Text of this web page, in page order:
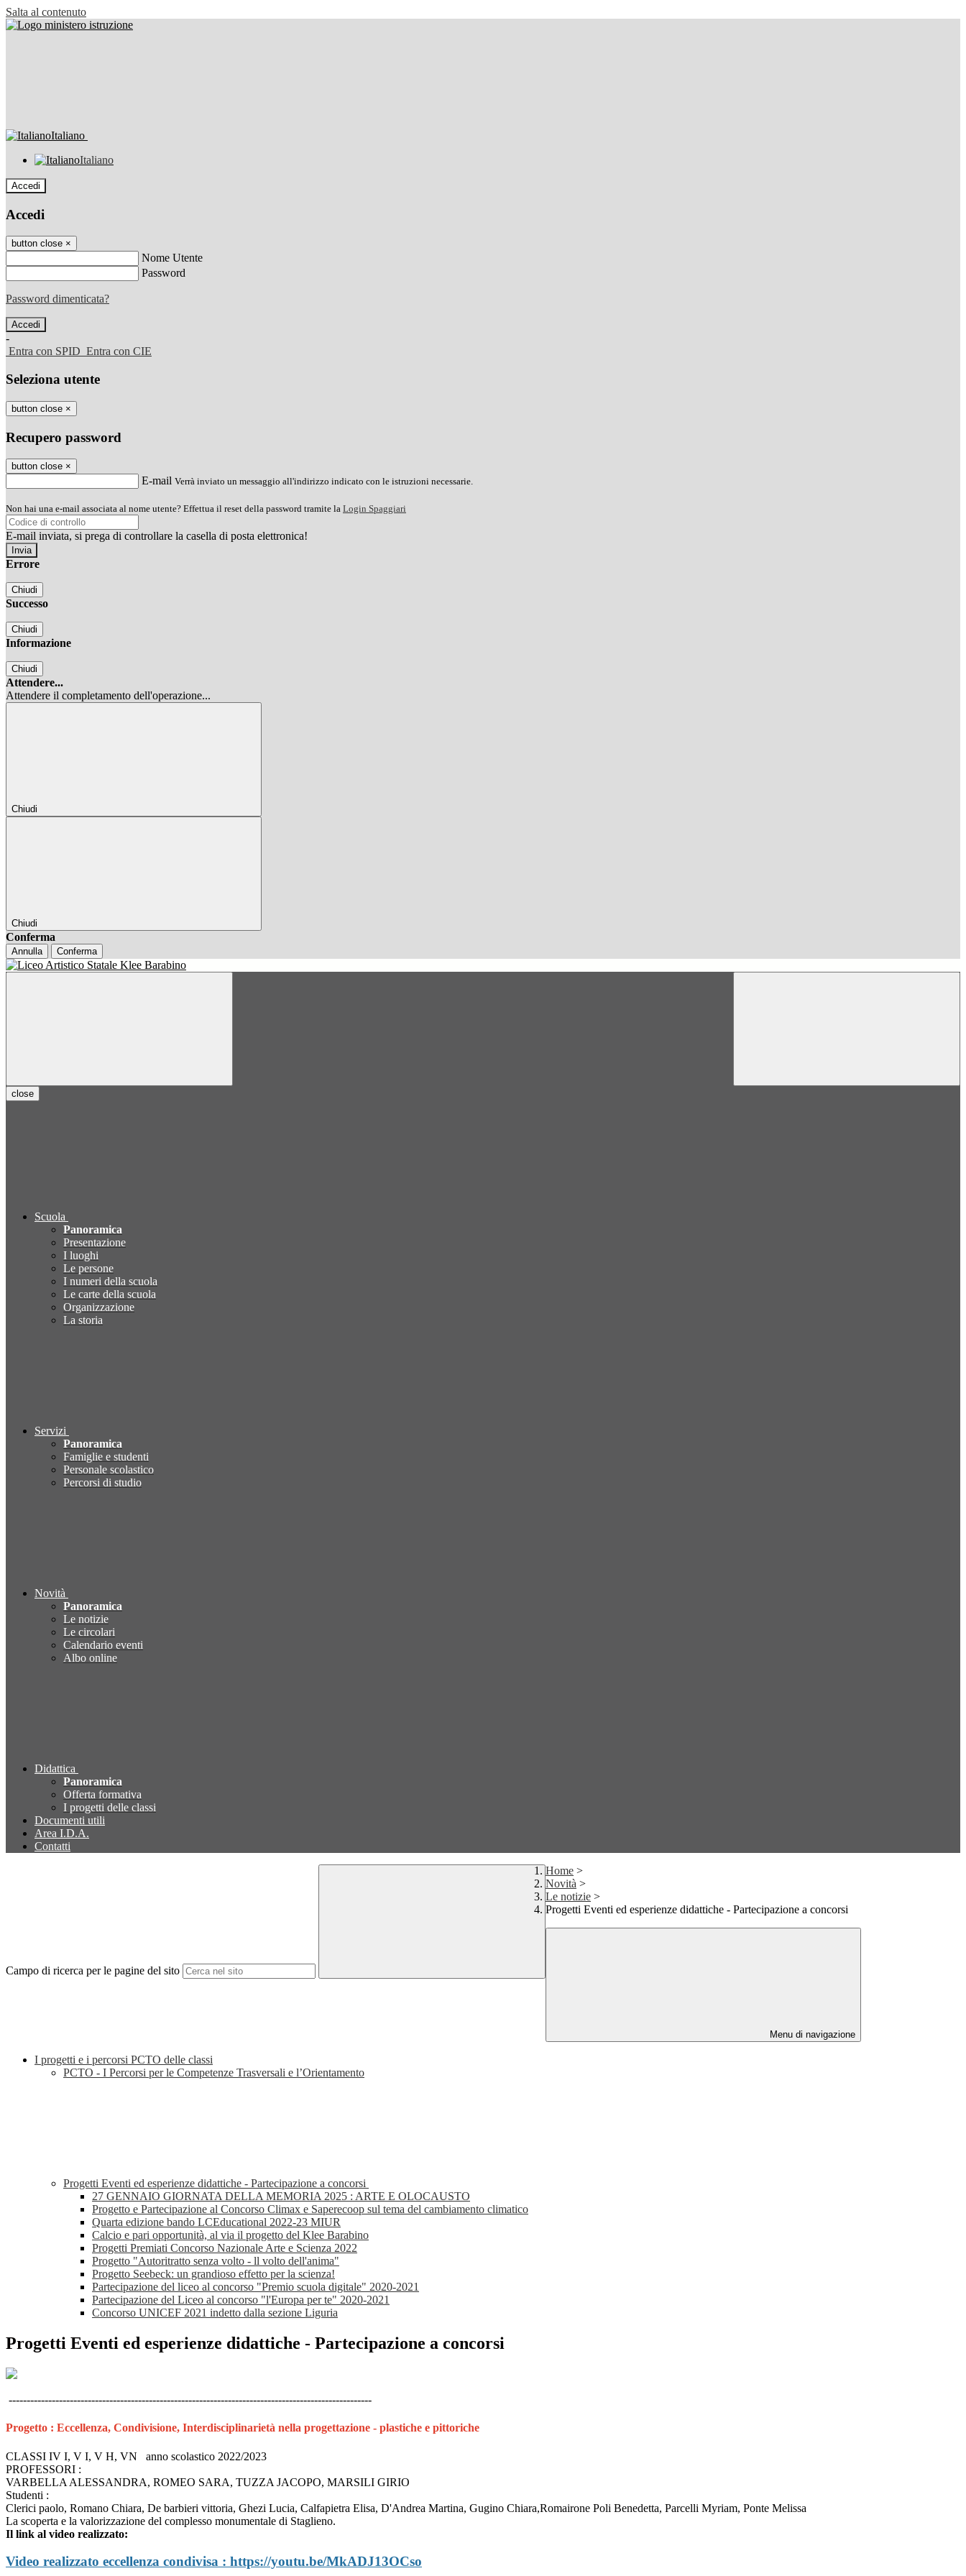
Salta al contenuto
Italiano
Italiano
Accedi
Accedi
button close ×
Nome Utente
Password
Password dimenticata?
-
Entra con SPID Entra con CIE
Seleziona utente
button close ×
Recupero password
button close ×
E-mail Verrà inviato un messaggio all'indirizzo indicato con le istruzioni necessarie.
Non hai una e-mail associata al nome utente? Effettua il reset della password tramite la Login Spaggiari
E-mail inviata, si prega di controllare la casella di posta elettronica!
Errore
Chiudi
Successo
Chiudi
Informazione
Chiudi
Attendere...
Attendere il completamento dell'operazione...
Chiudi
Chiudi
Conferma
Annulla Conferma
close
Scuola
Panoramica
Presentazione
I luoghi
Le persone
I numeri della scuola
Le carte della scuola
Organizzazione
La storia
Servizi
Panoramica
Famiglie e studenti
Personale scolastico
Percorsi di studio
Novità
Panoramica
Le notizie
Le circolari
Calendario eventi
Albo online
Didattica
Panoramica
Offerta formativa
I progetti delle classi
Documenti utili
Area I.D.A.
Contatti
Campo di ricerca per le pagine del sito
Home >
Novità >
Le notizie >
Progetti Eventi ed esperienze didattiche - Partecipazione a concorsi
Menu di navigazione
I progetti e i percorsi PCTO delle classi
PCTO - I Percorsi per le Competenze Trasversali e l’Orientamento
Progetti Eventi ed esperienze didattiche - Partecipazione a concorsi
27 GENNAIO GIORNATA DELLA MEMORIA 2025 : ARTE E OLOCAUSTO
Progetto e Partecipazione al Concorso Climax e Saperecoop sul tema del cambiamento climatico
Quarta edizione bando LCEducational 2022-23 MIUR
Calcio e pari opportunità, al via il progetto del Klee Barabino
Progetti Premiati Concorso Nazionale Arte e Scienza 2022
Progetto "Autoritratto senza volto - ll volto dell'anima"
Progetto Seebeck: un grandioso effetto per la scienza!
Partecipazione del liceo al concorso "Premio scuola digitale" 2020-2021
Partecipazione del Liceo al concorso "l'Europa per te" 2020-2021
Concorso UNICEF 2021 indetto dalla sezione Liguria
Progetti Eventi ed esperienze didattiche - Partecipazione a concorsi
-----------------------------------------------------------------------------------------------------
Progetto : Eccellenza, Condivisione, Interdisciplinarietà nella progettazione - plastiche e pittoriche
CLASSI IV I, V I, V H, VN anno scolastico 2022/2023
PROFESSORI :
VARBELLA ALESSANDRA, ROMEO SARA, TUZZA JACOPO, MARSILI GIRIO
Studenti :
Clerici paolo, Romano Chiara, De barbieri vittoria, Ghezi Lucia, Calfapietra Elisa, D'Andrea Martina, Gugino Chiara,Romairone Poli Benedetta, Parcelli Myriam, Ponte Melissa
La scoperta e la valorizzazione del complesso monumentale di Staglieno.
Il link al video realizzato:
Video realizzato eccellenza condivisa : https://youtu.be/MkADJ13OCso